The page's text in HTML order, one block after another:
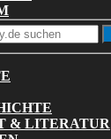
& LITERATUR